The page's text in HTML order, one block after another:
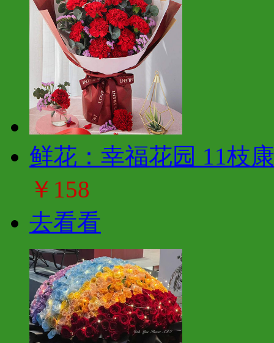
鲜花：幸福花园 11枝
￥158
去看看